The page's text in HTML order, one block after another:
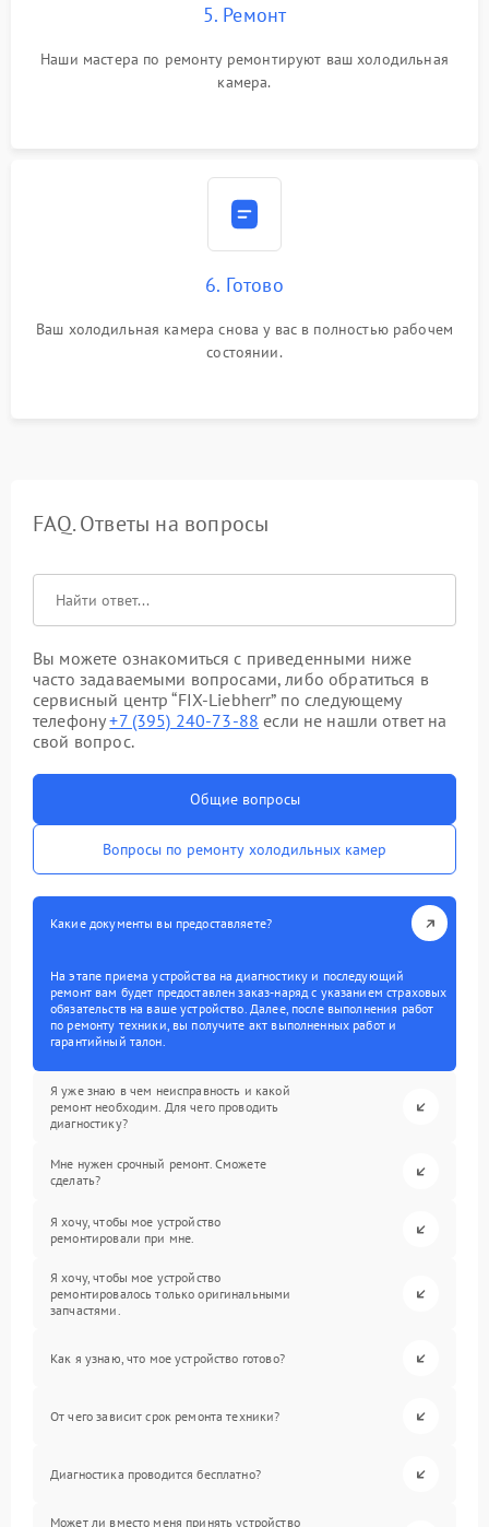
5. Ремонт
Наши мастера по ремонту ремонтируют ваш холодильная
камера.
6. Готово
Ваш холодильная камера снова у вас в полностью рабочем
состоянии.
FAQ. Ответы на вопросы
Вы можете ознакомиться с приведенными ниже
часто задаваемыми вопросами, либо обратиться в
сервисный центр “FIX-Liebherr” по следующему
телефону+7 (395) 240-73-88 если не нашли ответ на
свой вопрос.
Общие вопросы
Вопросы по ремонту холодильных камер
Какие документы вы предоставляете?
На этапе приема устройства на диагностику и последующий
ремонт вам будет предоставлен заказ-наряд с указанием страховых
обязательств на ваше устройство. Далее, после выполнения работ
по ремонту техники, вы получите акт выполненных работ и
гарантийный талон.
Я уже знаю в чем неисправность и какой
ремонт необходим. Для чего проводить
диагностику?
Мне нужен срочный ремонт. Сможете
сделать?
Я хочу, чтобы мое устройство
ремонтировали при мне.
Я хочу, чтобы мое устройство
ремонтировалось только оригинальными
запчастями.
Как я узнаю, что мое устройство готово?
От чего зависит срок ремонта техники?
Диагностика проводится бесплатно?
Может ли вместо меня принять устройство